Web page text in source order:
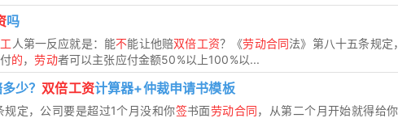
吗
工 人第一反应就是：能不能让他赔双倍工资？《劳动合同法》第八十五条规定
的，劳动者可以主张应付金额50%以上100%以...
少？ 双倍工资计算器+仲裁申请书模板
规定，公司要是超过1个月没和你签书面劳动合同，从第二个月开始就得给